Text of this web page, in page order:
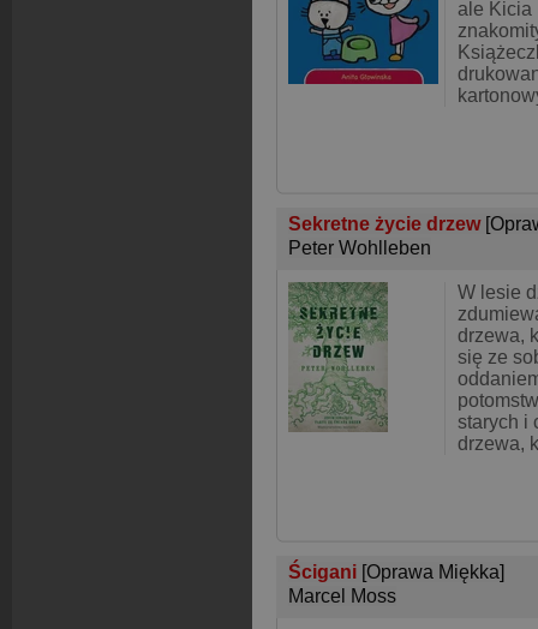
ale Kicia
Sekretne życie drzew
Peter Wohlleben
W lesie
drzewa,
się ze
starych i
drzewa,
Ścigani [Oprawa Miękka]
Marcel Moss